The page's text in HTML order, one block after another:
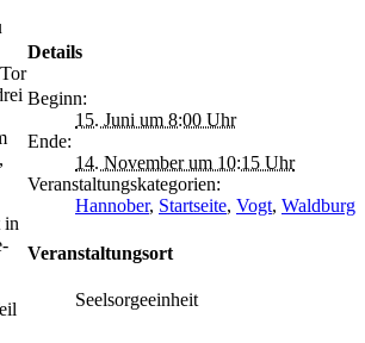
Details
Beginn:
15. Juni um 8:00 Uhr
Ende:
14. November um 10:15 Uhr
Veranstaltungskategorien:
Hannober, Startseite, Vogt, Waldburg
Veranstaltungsort
Seelsorgeeinheit
in